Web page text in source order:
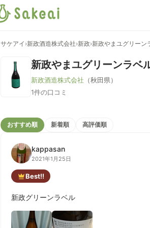
サケアイ ›新政酒造株式会社›新政›新政やまユグリーン
新政やまユグリーンラベ
新政酒造株式会社 （秋田県）
1件の口コミ
おすすめ順 新着順 高評価順
kappasan
2021年1月25日
Best!!
新政グリーンラベル